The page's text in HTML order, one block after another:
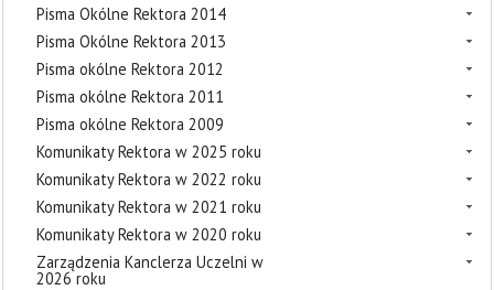
Pisma Okólne Rektora 2014
Pisma Okólne Rektora 2013
Pisma okólne Rektora 2012
Pisma okólne Rektora 2011
Pisma okólne Rektora 2009
Komunikaty Rektora w 2025 roku
Komunikaty Rektora w 2022 roku
Komunikaty Rektora w 2021 roku
Komunikaty Rektora w 2020 roku
Zarządzenia Kanclerza Uczelni w
2026 roku